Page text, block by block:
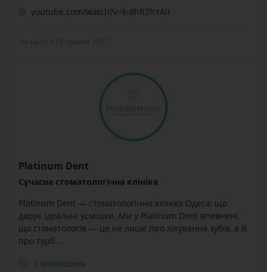
youtube.com/watch?v=k-8hRZhYAiI
Platinum Dent
Сучасна стоматологічна клініка
Platinum Dent — стоматологічна клініка Одеса, що
дарує ідеальні усмішки. Ми у Platinum Dent впевнені,
що стоматологія — це не лише про лікування зубів, а й
про турб...
0 оголошень